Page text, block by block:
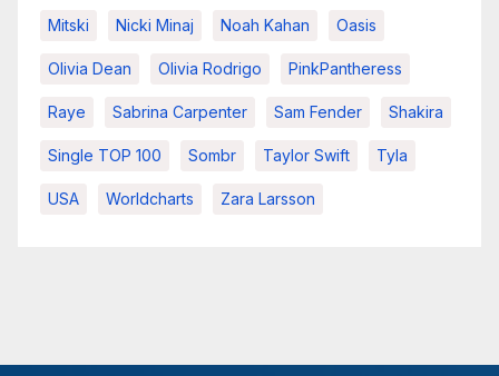
Mitski Nicki Minaj Noah Kahan Oasis
Olivia Dean Olivia Rodrigo PinkPantheress
Raye Sabrina Carpenter Sam Fender Shakira
Single TOP 100 Sombr Taylor Swift Tyla
USA Worldcharts Zara Larsson